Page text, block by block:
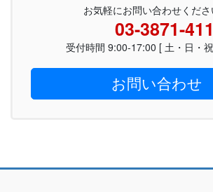
お気軽にお問い合わせくださ
03-3871-
受付時間 9:00-17:00 [ 土・日・
お問い合わせ